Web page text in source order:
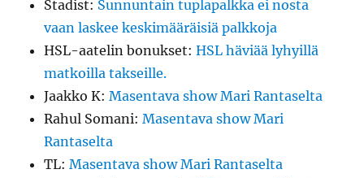
Stadist: Sunnuntain tuplapalkka ei nosta
vaan laskee keskimääräisiä palkkoja
HSL-aatelin bonukset:HSL häviää lyhyillä
matkoilla takseille.
Jaakko K:Masentava show Mari Rantaselta
Rahul Somani:Masentava show Mari
Rantaselta
TL:Masentava show Mari Rantaselta